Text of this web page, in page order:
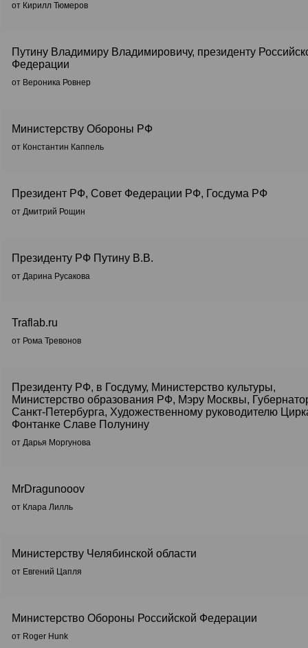
от Кирилл Тюмеров
Путину Владимиру Владимировичу, президенту
Федерации
от Вероника Ровнер
Министерству Обороны РФ
от Константин Каппель
Президент РФ, Совет Федерации РФ, Госдума РФ
от Дмитрий Рощин
Президенту РФ Путину В.В.
от Дарина Русакова
Traflab.ru
от Рома Тревонов
Президенту РФ, в Госдуму, Министерство культуры,
Министерство образования РФ, Мэру Москвы,
Санкт-Петербурга, Художественному руководителю
Фонтанке Славе Полунину
от Дарья Моргунова
MrDragunooov
от Клара Лилль
Министерству Челябинской области
от Евгений Цапля
Министерство Обороны Российской Федерации
от Roger Hunk